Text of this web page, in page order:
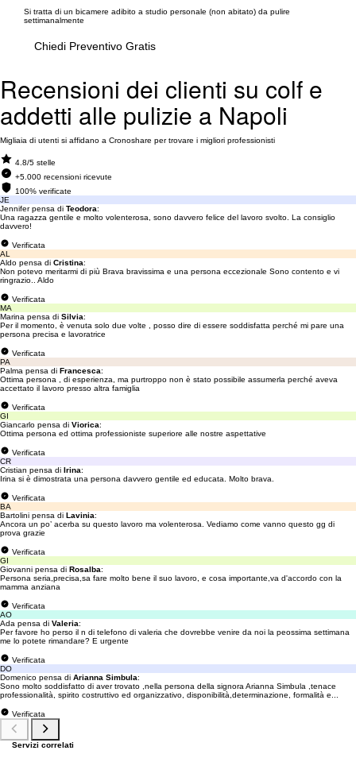
Si tratta di un bicamere adibito a studio personale (non abitato) da pulire
settimanalmente
Chiedi Preventivo Gratis
Recensioni dei clienti su colf e
addetti alle pulizie a Napoli
Migliaia di utenti si affidano a Cronoshare per trovare i migliori professionisti
4.8/5 stelle
+5.000 recensioni ricevute
100% verificate
JE
Jennifer pensa di Teodora:
Una ragazza gentile e molto volenterosa, sono davvero felice del lavoro svolto. La consiglio
davvero!
Verificata
AL
Aldo pensa di Cristina:
Non potevo meritarmi di più Brava bravissima e una persona eccezionale Sono contento e vi
ringrazio.. Aldo
Verificata
MA
Marina pensa di Silvia:
Per il momento, è venuta solo due volte , posso dire di essere soddisfatta perché mi pare una
persona precisa e lavoratrice
Verificata
PA
Palma pensa di Francesca:
Ottima persona , di esperienza, ma purtroppo non è stato possibile assumerla perché aveva
accettato il lavoro presso altra famiglia
Verificata
GI
Giancarlo pensa di Viorica:
Ottima persona ed ottima professioniste superiore alle nostre aspettative
Verificata
CR
Cristian pensa di Irina:
Irina si è dimostrata una persona davvero gentile ed educata. Molto brava.
Verificata
BA
Bartolini pensa di Lavinia:
Ancora un po’ acerba su questo lavoro ma volenterosa. Vediamo come vanno questo gg di
prova grazie
Verificata
GI
Giovanni pensa di Rosalba:
Persona seria,precisa,sa fare molto bene il suo lavoro, e cosa importante,va d'accordo con la
mamma anziana
Verificata
AO
Ada pensa di Valeria:
Per favore ho perso il n di telefono di valeria che dovrebbe venire da noi la peossima settimana
me lo potete rimandare? E urgente
Verificata
DO
Domenico pensa di Arianna Simbula:
Sono molto soddisfatto di aver trovato ,nella persona della signora Arianna Simbula ,tenace
professionalità, spirito costruttivo ed organizzativo, disponibilità,determinazione, formalità e...
Verificata
Servizi correlati